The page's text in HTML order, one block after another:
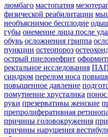
люмбаго мастопатия
физической реабилитации
необъяснимое бесплодие
губы онемение лица после
обувь осложнения гриппа
пункции остеопороз
острый пиелонефрит
ректальное исследования
синдром перелом носа
повышенное давление
помутнение хрусталика
руки презервативы женские
препролиферативная
причины головокружения
причины нарушения